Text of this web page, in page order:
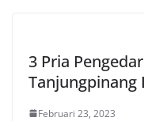
3 Pria
Tanjungpinang
Februari 23, 2023